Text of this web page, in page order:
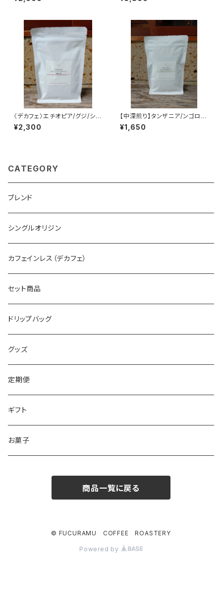
×1個
×2個
〈デカフェ〉エチオピア/グジ/シャ
キッソ村/タデGG農園 150g/袋
¥2,300
【中深煎り】タンザニア/ンゴロン
ゴロ/カラツエステート農園 150
g/袋
¥1,650
CATEGORY
ブレンド
シングルオリジン
カフェインレス（デカフェ）
セット商品
ドリップバッグ
グッズ
定期便
ギフト
お菓子
商品一覧に戻る
© FUCURAMU COFFEE ROASTERY
Powered by